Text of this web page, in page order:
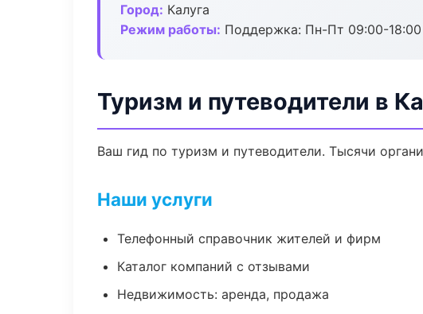
Город: Калуга
Режим работы: Поддержка: Пн-Пт 09:00-18:00
Туризм и путеводители в
Ваш гид по туризм и путеводители. Тысячи
Наши услуги
Телефонный справочник жителей и фирм
Каталог компаний с отзывами
Недвижимость: аренда, продажа